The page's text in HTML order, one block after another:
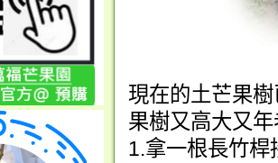
現在的土芒果
果樹又高大又
1.拿一根長竹桿